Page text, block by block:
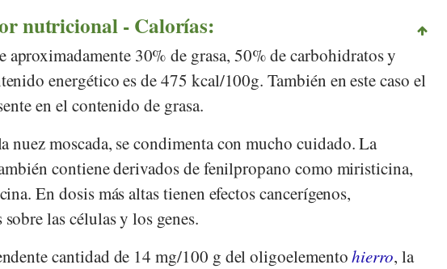
nutricional - Calorías:
aproximadamente 30% de grasa, 50% de carbohidratos y
energético es de 475 kcal/100g. También en este caso el
en el contenido de grasa.
nuez moscada, se condimenta con mucho cuidado. La
contiene derivados de fenilpropano como miristicina,
En dosis más altas tienen efectos cancerígenos,
las células y los genes.
cantidad de 14 mg/100 g del oligoelementohierro, la